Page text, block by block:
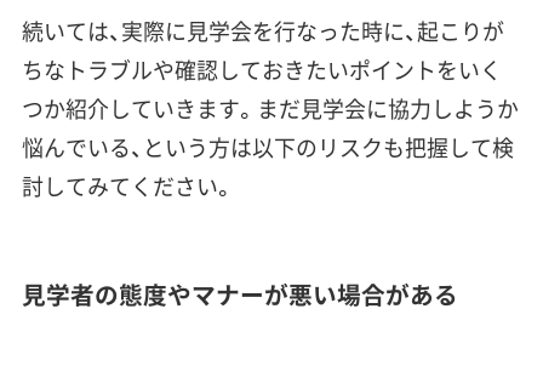
続いては、実際に見学会を行なった時に、起こりが
ちなトラブルや確認しておきたいポイントをいく
つか紹介していきます。まだ見学会に協力しようか
悩んでいる、という方は以下のリスクも把握して検
討してみてください。
見学者の態度やマナーが悪い場合がある